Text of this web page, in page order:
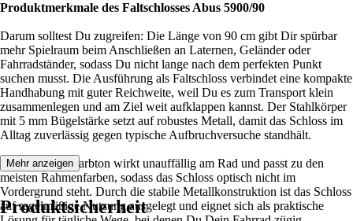
Produktmerkmale des Faltschlosses Abus 5900/90
Darum solltest Du zugreifen: Die Länge von 90 cm gibt Dir spürbar
mehr Spielraum beim Anschließen an Laternen, Geländer oder
Fahrradständer, sodass Du nicht lange nach dem perfekten Punkt
suchen musst. Die Ausführung als Faltschloss verbindet eine kompakte
Handhabung mit guter Reichweite, weil Du es zum Transport klein
zusammenlegen und am Ziel weit aufklappen kannst. Der Stahlkörper
mit 5 mm Bügelstärke setzt auf robustes Metall, damit das Schloss im
Alltag zuverlässig gegen typische Aufbruchversuche standhält.
Der schwarze Farbton wirkt unauffällig am Rad und passt zu den
meisten Rahmenfarben, sodass das Schloss optisch nicht im
Vordergrund steht. Durch die stabile Metallkonstruktion ist das Schloss
auf regelmäßige Nutzung ausgelegt und eignet sich als praktische
Mehr anzeigen
Produktsicherheit